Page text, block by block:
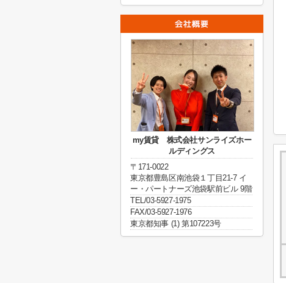
my賃貸 株式会社サンライズホー
ルディングス
〒171-0022
東京都豊島区南池袋１丁目21-7 イ
ー・パートナーズ池袋駅前ビル 9階
TEL/03-5927-1975
FAX/03-5927-1976
東京都知事 (1) 第107223号